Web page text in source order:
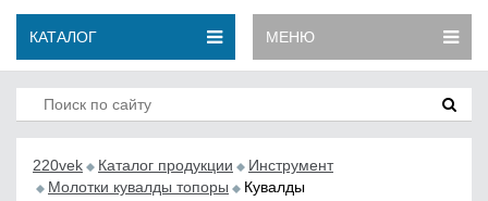
КАТАЛОГ МЕНЮ
220vek Каталог продукции
Инструмент
Молотки кувалды топоры
Кувалды